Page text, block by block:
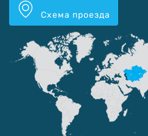
Схема проезда